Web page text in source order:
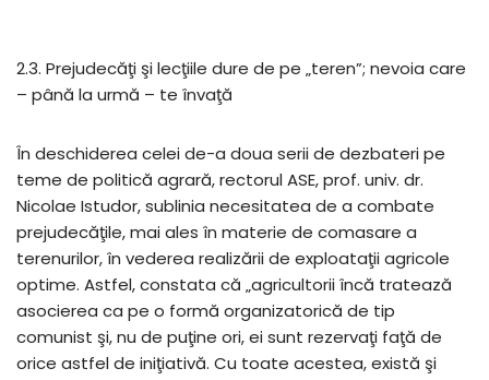
2.3. Prejudecăţi şi lecţiile dure de pe „teren”; nevoia care
– până la urmă – te învaţă
În deschiderea celei de-a doua serii de dezbateri pe
teme de politică agrară, rectorul ASE, prof. univ. dr.
Nicolae Istudor, sublinia necesitatea de a combate
prejudecăţile, mai ales în materie de comasare a
terenurilor, în vederea realizării de exploataţii agricole
optime. Astfel, constata că „agricultorii încă tratează
asocierea ca pe o formă organizatorică de tip
comunist şi, nu de puţine ori, ei sunt rezervaţi faţă de
orice astfel de iniţiativă. Cu toate acestea, există şi